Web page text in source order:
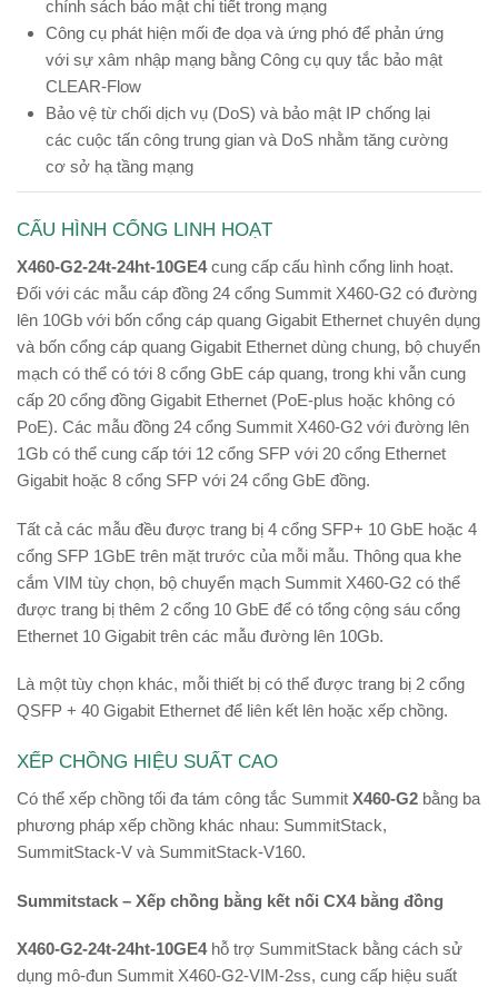
chính sách bảo mật chi tiết trong mạng
Công cụ phát hiện mối đe dọa và ứng phó để phản ứng
với sự xâm nhập mạng bằng Công cụ quy tắc bảo mật
CLEAR-Flow
Bảo vệ từ chối dịch vụ (DoS) và bảo mật IP chống lại
các cuộc tấn công trung gian và DoS nhằm tăng cường
cơ sở hạ tầng mạng
CẤU HÌNH CỔNG LINH HOẠT
X460-G2-24t-24ht-10GE4cung cấp cấu hình cổng linh hoạt.
Đối với các mẫu cáp đồng 24 cổng Summit X460-G2 có đường
lên 10Gb với bốn cổng cáp quang Gigabit Ethernet chuyên dụng
và bốn cổng cáp quang Gigabit Ethernet dùng chung, bộ chuyển
mạch có thể có tới 8 cổng GbE cáp quang, trong khi vẫn cung
cấp 20 cổng đồng Gigabit Ethernet (PoE-plus hoặc không có
PoE). Các mẫu đồng 24 cổng Summit X460-G2 với đường lên
1Gb có thể cung cấp tới 12 cổng SFP với 20 cổng Ethernet
Gigabit hoặc 8 cổng SFP với 24 cổng GbE đồng.
Tất cả các mẫu đều được trang bị 4 cổng SFP+ 10 GbE hoặc 4
cổng SFP 1GbE trên mặt trước của mỗi mẫu. Thông qua khe
cắm VIM tùy chọn, bộ chuyển mạch Summit X460-G2 có thể
được trang bị thêm 2 cổng 10 GbE để có tổng cộng sáu cổng
Ethernet 10 Gigabit trên các mẫu đường lên 10Gb.
Là một tùy chọn khác, mỗi thiết bị có thể được trang bị 2 cổng
QSFP + 40 Gigabit Ethernet để liên kết lên hoặc xếp chồng.
XẾP CHỒNG HIỆU SUẤT CAO
Có thể xếp chồng tối đa tám công tắc Summit X460-G2 bằng ba
phương pháp xếp chồng khác nhau: SummitStack,
SummitStack-V và SummitStack-V160.
Summitstack – Xếp chồng bằng kết nối CX4 bằng đồng
X460-G2-24t-24ht-10GE4hỗ trợ SummitStack bằng cách sử
dụng mô-đun Summit X460-G2-VIM-2ss, cung cấp hiệu suất